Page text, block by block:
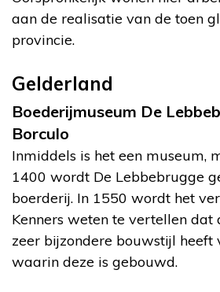
aan de realisatie van de toen
provincie.
Gelderland
Boederijmuseum De
Borculo
Inmiddels is het een museum,
1400 wordt De Lebbebrugge
boerderij. In 1550 wordt het
Kenners weten te vertellen dat
zeer bijzondere bouwstijl heeft
waarin deze is gebouwd.